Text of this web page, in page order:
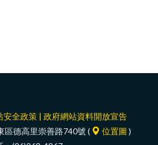
安全政策 | 政府網站資料開放宣告
區德高里崇善路740號 (
位置圖 )